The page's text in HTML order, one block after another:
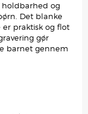
holdbarhed og
Det blanke
er praktisk og flot
gør
barnet gennem